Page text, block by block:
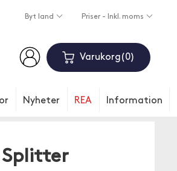
Byt land Priser - Inkl. moms
Varukorg 0
Nyheter REA Information
Splitter